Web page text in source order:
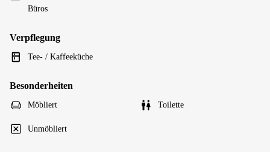
Büros
Verpflegung
Tee- / Kaffeeküche
Besonderheiten
Möbliert Toilette
Unmöbliert